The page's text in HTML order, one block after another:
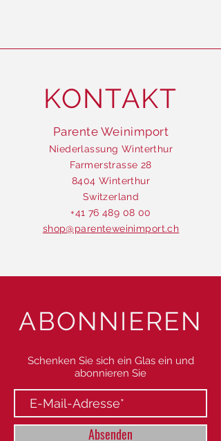
KONTAKT
Parente Weinimport
Niederlassung Winterthur
Farmerstrasse 28
8404 Winterthur
Switzerland
+41 76 489 08 00
shop@parenteweinimport.ch
ABONNIEREN
Schenken Sie sich ein Glas ein und
abonnieren Sie
Absenden